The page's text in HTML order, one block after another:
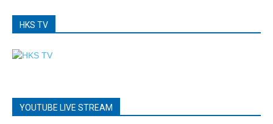
HKS TV
YOUTUBE LIVE STREAM